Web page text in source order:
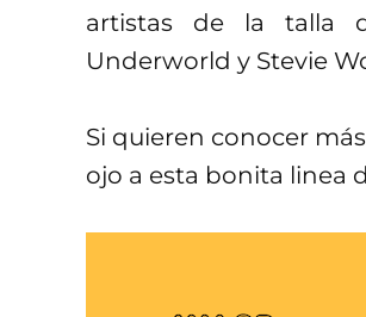
artistas de la talla
Underworld y Stevie
Si quieren conocer
ojo a esta bonita linea